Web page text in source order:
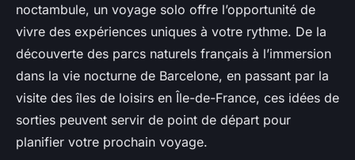
noctambule, un voyage solo offre l’opportunité de
vivre des expériences uniques à votre rythme. De la
découverte des parcs naturels français à l’immersion
dans la vie nocturne de Barcelone, en passant par la
visite des îles de loisirs en Île-de-France, ces idées de
sorties peuvent servir de point de départ pour
planifier votre prochain voyage.